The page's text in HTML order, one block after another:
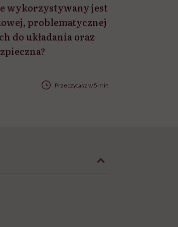
wykorzystywany jest
problematycznej
do układania oraz
Przeczytasz w 5 min